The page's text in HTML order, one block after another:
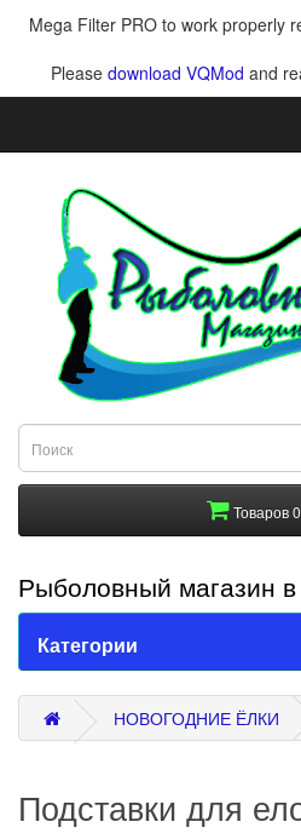
Mega Filter PRO to work properly
Please download VQMod and
Товаров
Рыболовный магазин в
Категории
НОВОГОДНИЕ ЁЛКИ
Подставки для